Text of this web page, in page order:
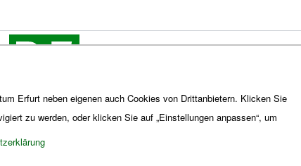
Erfurt neben eigenen auch Cookies von Drittanbietern. Klicken Sie
zu werden, oder klicken Sie auf „Einstellungen anpassen“, um